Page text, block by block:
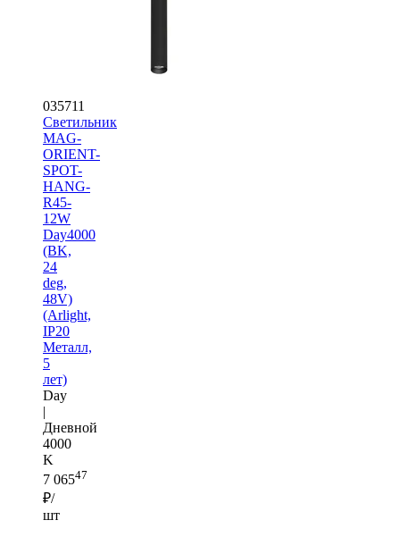
035711
Светильник
MAG-
ORIENT-
SPOT-
HANG-
R45-
12W
Day4000
(BK,
24
deg,
48V)
(Arlight,
IP20
Металл,
5
лет)
Day
|
Дневной
4000
K
7 06547
₽/
шт